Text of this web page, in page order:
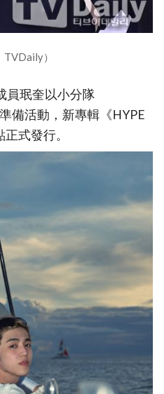
TVDaily）
員珉奎以小分隊
準備活動，新專輯《HYPE
式發行。